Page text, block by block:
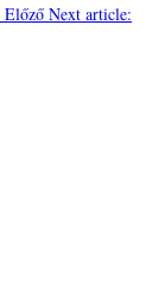
Előző Next article: